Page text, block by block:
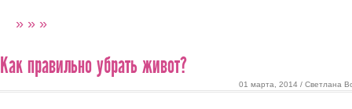
» » »
Как правильно убрать живот?
01 марта, 2014 / Светлана